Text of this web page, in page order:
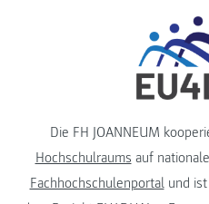
Die FH JOANNEUM
Hochschulraums auf
Fachhochschulenportalund ist